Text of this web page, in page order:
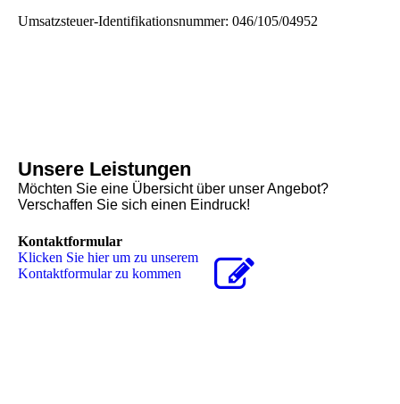
Umsatzsteuer-Identifikationsnummer: 046/105/04952
Unsere Leistungen
Möchten Sie eine Übersicht über unser Angebot?
Verschaffen Sie sich einen Eindruck!
Kontaktformular
Klicken Sie hier um zu unserem
Kon­takt­for­mu­lar zu kommen